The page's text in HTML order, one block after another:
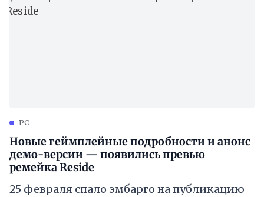
PC
Новые геймплейные подробности и анонс
демо-версии — появились превью
ремейка Reside
25 февраля спало эмбарго на публикацию